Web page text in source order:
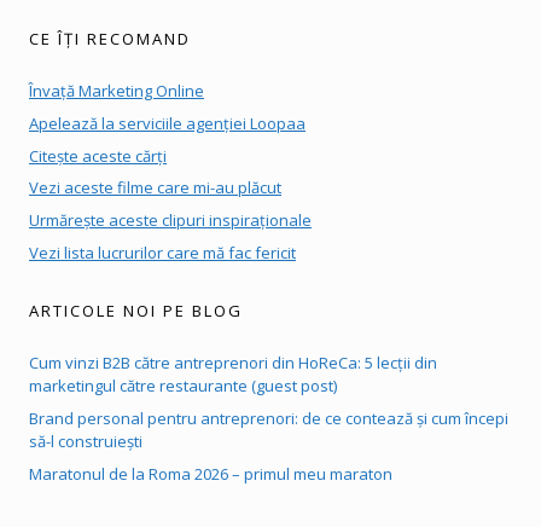
CE ÎȚI RECOMAND
Învață Marketing Online
Apelează la serviciile agenției Loopaa
Citește aceste cărți
Vezi aceste filme care mi-au plăcut
Urmărește aceste clipuri inspiraționale
Vezi lista lucrurilor care mă fac fericit
ARTICOLE NOI PE BLOG
Cum vinzi B2B către antreprenori din HoReCa: 5 lecții din
marketingul către restaurante (guest post)
Brand personal pentru antreprenori: de ce contează și cum începi
să-l construiești
Maratonul de la Roma 2026 – primul meu maraton